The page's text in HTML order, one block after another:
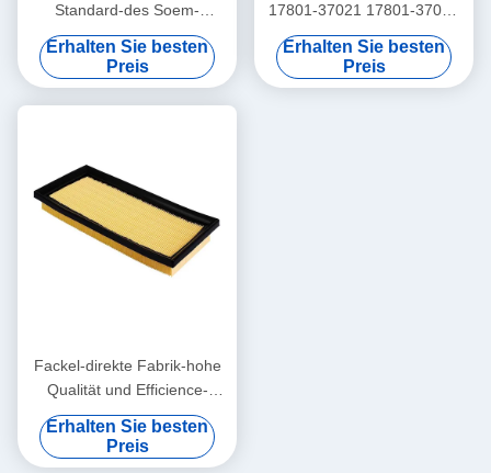
Standard-des Soem-
Qualitäts-und hohe
Leistungsfähigkeits-
Kraftstofffilters 23390-LIE50
SF-28010 23390-78450
Erhalten Sie besten
Preis
17801-37021 17801-37020
Fackel-direkter Fabrik hoher
Qualität und Efficience für
Toyota
Erhalten Sie besten
Preis
Fackel-direkte Fabrik-hohe
Qualität und Efficience-
Luftfilter 17801-0Y050
17801-0Y070 17801-BZ150
1500A617 17801-0Y040
Erhalten Sie besten
Preis